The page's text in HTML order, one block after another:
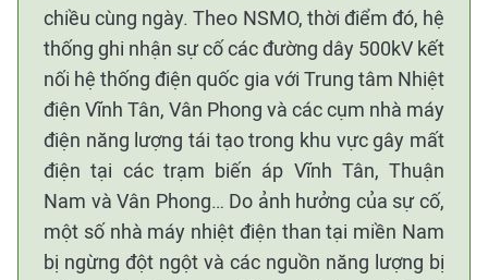
chiều cùng ngày. Theo NSMO, thời điểm đó, hệ
thống ghi nhận sự cố các đường dây 500kV kết
nối hệ thống điện quốc gia với Trung tâm Nhiệt
điện Vĩnh Tân, Vân Phong và các cụm nhà máy
điện năng lượng tái tạo trong khu vực gây mất
điện tại các trạm biến áp Vĩnh Tân, Thuận
Nam và Vân Phong… Do ảnh hưởng của sự cố,
một số nhà máy nhiệt điện than tại miền Nam
bị ngừng đột ngột và các nguồn năng lượng bị